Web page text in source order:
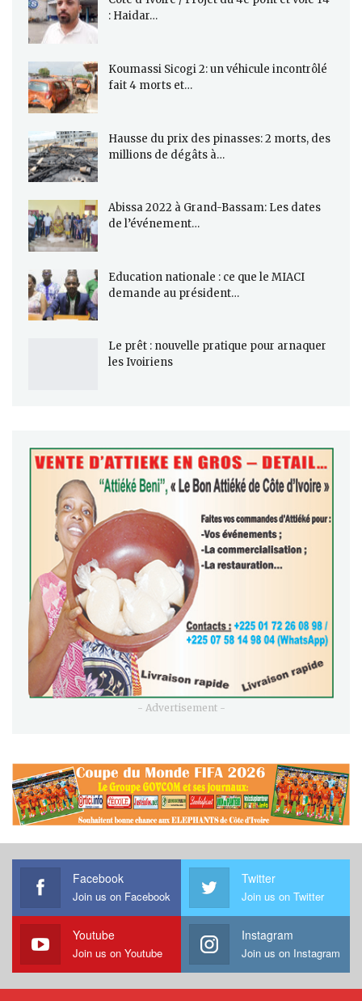
: Haidar…
Koumassi Sicogi 2: un véhicule incontrôlé
fait 4 morts et…
Hausse du prix des pinasses: 2 morts, des
millions de dégâts à…
Abissa 2022 à Grand-Bassam: Les dates
de l’événement…
Education nationale : ce que le MIACI
demande au président…
Le prêt : nouvelle pratique pour arnaquer
les Ivoiriens
- Advertisement -
Facebook
Join us on Facebook
Twitter
Join us on Twitter
Youtube
Join us on Youtube
Instagram
Join us on Instagram